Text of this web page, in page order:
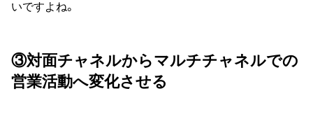
いですよね。
③対面チャネルからマルチチャネルでの
営業活動へ変化させる